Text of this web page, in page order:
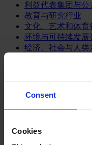
Consent
Cookies
利益代表集团与公
教育与研究行业
文化、艺术和体育
环境与可持续发展
经济、社会与人类
媒体和娱乐业
餐饮、旅游与酒店